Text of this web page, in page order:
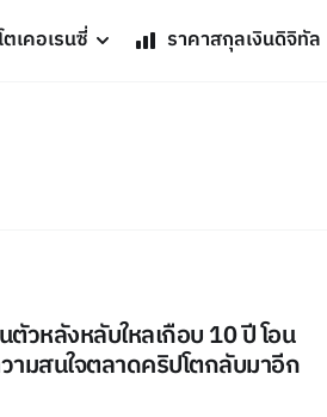
เคอเรนซี่ ราคาสกุลเงินดิจิทัล
วหลังหลับใหลเกือบ 10 ปี โอน
มสนใจตลาดคริปโตกลับมาอีก